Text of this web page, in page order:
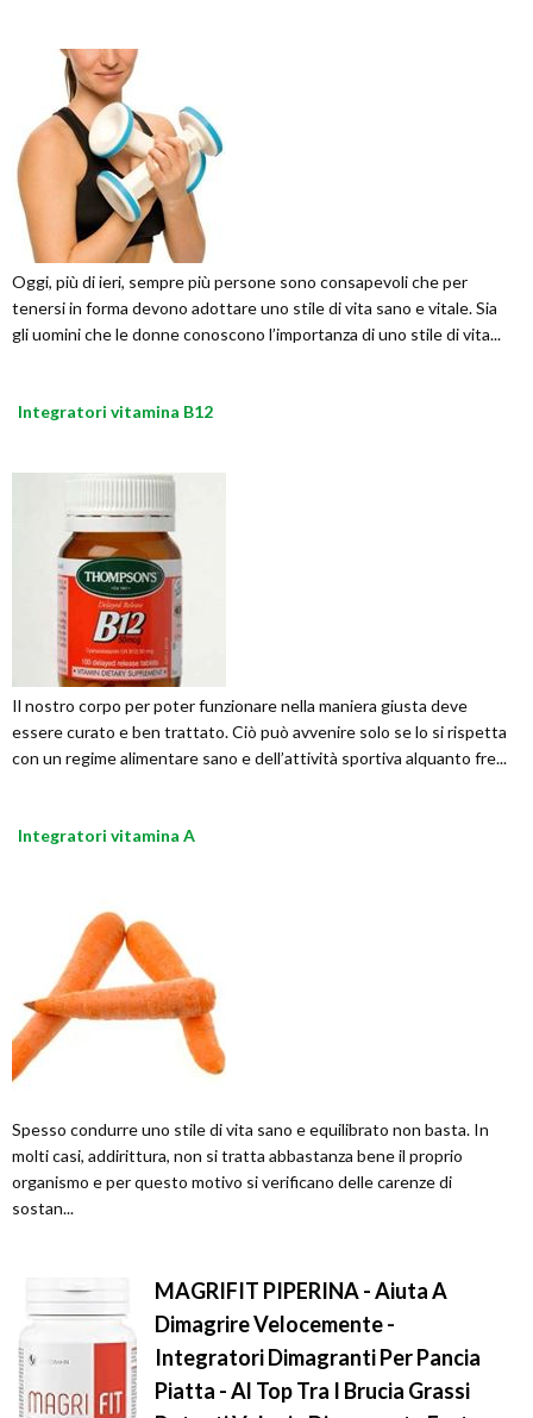
Oggi, più di ieri, sempre più persone sono consapevoli che per
tenersi in forma devono adottare uno stile di vita sano e vitale. Sia
gli uomini che le donne conoscono l’importanza di uno stile di vita...
Integratori vitamina B12
Il nostro corpo per poter funzionare nella maniera giusta deve
essere curato e ben trattato. Ciò può avvenire solo se lo si rispetta
con un regime alimentare sano e dell’attività sportiva alquanto fre...
Integratori vitamina A
Spesso condurre uno stile di vita sano e equilibrato non basta. In
molti casi, addirittura, non si tratta abbastanza bene il proprio
organismo e per questo motivo si verificano delle carenze di
sostan...
MAGRIFIT PIPERINA - Aiuta A
Dimagrire Velocemente -
Integratori Dimagranti Per Pancia
Piatta - Al Top Tra I Brucia Grassi